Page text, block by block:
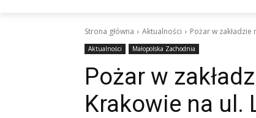
Strona główna Aktualności Pożar w
Aktualności Małopolska Zachodnia
Pożar w
Krakowie na ul.